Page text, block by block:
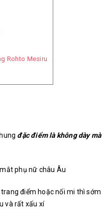
Rohto Mesiru
đặc điểm là không dày mà
phụ nữ châu Âu
điểm hoặc nối mi thì sớm
và rất xấu xí